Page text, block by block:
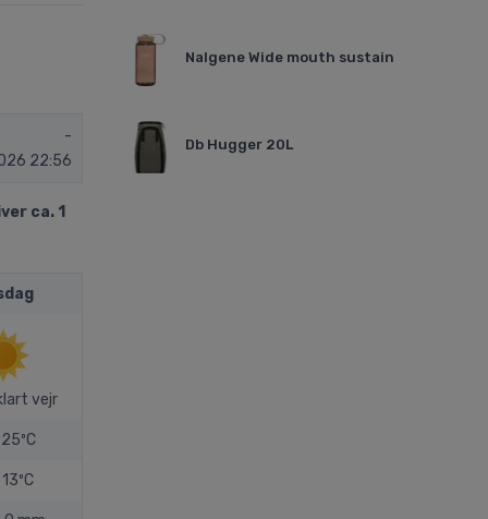
-
22:56
ca. 1
vejr
25ºC
13ºC
Nalgene Wide mouth sustain
Db Hugger 20L